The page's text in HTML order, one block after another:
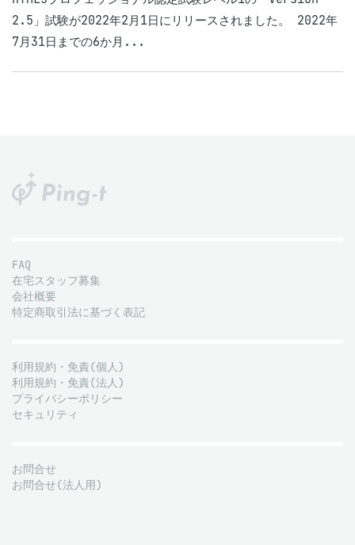
2.5」試験が2022年2月1日にリリースされました。 2022年
7月31日までの6か月...
FAQ
在宅スタッフ募集
会社概要
特定商取引法に基づく表記
利用規約・免責(個人)
利用規約・免責(法人)
プライバシーポリシー
セキュリティ
お問合せ
お問合せ(法人用)